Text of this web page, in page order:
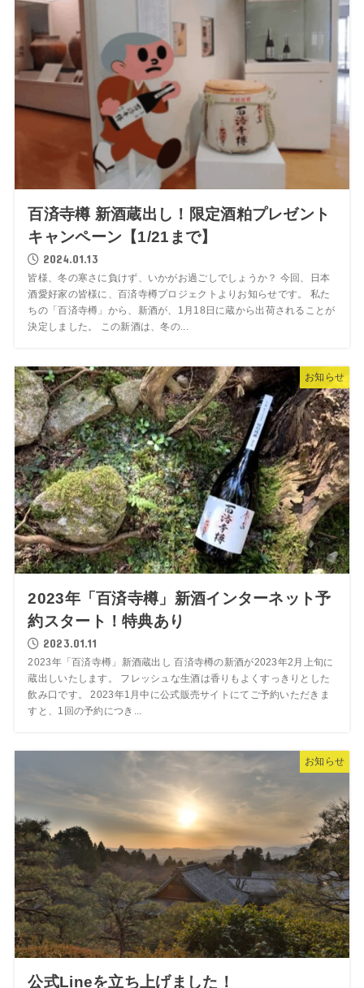
百済寺樽 新酒蔵出し！限定酒粕プレゼント
キャンペーン【1/21まで】
2024.01.13
皆様、冬の寒さに負けず、いかがお過ごしでしょうか？ 今回、日本
酒愛好家の皆様に、百済寺樽プロジェクトよりお知らせです。 私た
ちの「百済寺樽」から、新酒が、1月18日に蔵から出荷されることが
決定しました。 この新酒は、冬の...
お知らせ
2023年「百済寺樽」新酒インターネット予
約スタート！特典あり
2023.01.11
2023年「百済寺樽」新酒蔵出し 百済寺樽の新酒が2023年2月上旬に
蔵出しいたします。 フレッシュな生酒は香りもよくすっきりとした
飲み口です。 2023年1月中に公式販売サイトにてご予約いただきま
すと、1回の予約につき...
お知らせ
公式Lineを立ち上げました！